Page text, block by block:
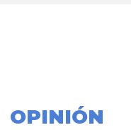
OPINIÓN